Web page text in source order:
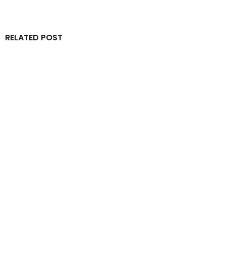
RELATED POST